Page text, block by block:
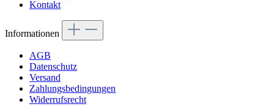
Kontakt
Informationen
AGB
Datenschutz
Versand
Zahlungsbedingungen
Widerrufsrecht